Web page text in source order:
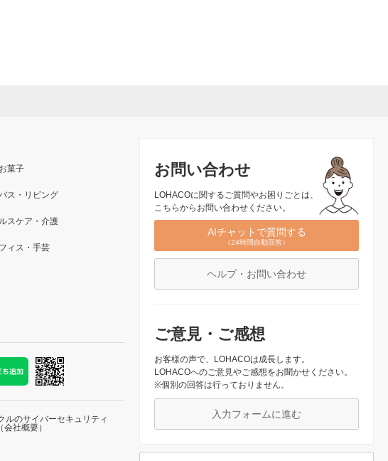
お問い合わせ
LOHACOに関するご質問やお困りごとは、
こちらからお問い合わせください。
AIチャットで質問する
（24時間自動回答）
ヘルプ・お問い合わせ
ご意見・ご感想
お客様の声で、LOHACOは成長します。
LOHACOへのご意見やご感想をお聞かせください。
※個別の回答は行っておりません。
入力フォームに進む
菓子
ス・リビング
スケア・介護
ィス・手芸
ルのサイバーセキュリティ
社概要）